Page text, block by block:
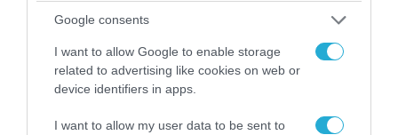
Google consents
I want to allow Google to enable storage
related to advertising like cookies on web or
device identifiers in apps.
I want to allow my user data to be sent to
ΠΟΛΙΤΙΚΗ